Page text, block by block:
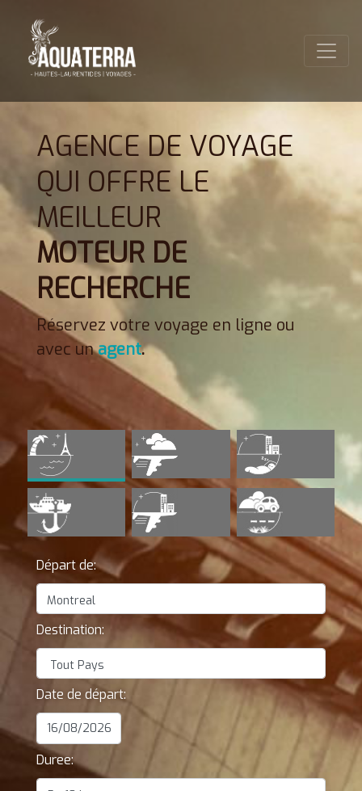
AGENCE DE VOYAGE
QUI OFFRE LE
MEILLEUR
MOTEUR DE
RECHERCHE
Réservez votre voyage en ligne ou
avec unagent.
Départ de:
Destination:
Date de départ:
Duree: